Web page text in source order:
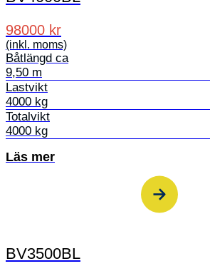
98000 kr
(inkl. moms)
Båtlängd ca
9,50 m
Lastvikt
4000 kg
Totalvikt
4000 kg
Läs mer
BV3500BL